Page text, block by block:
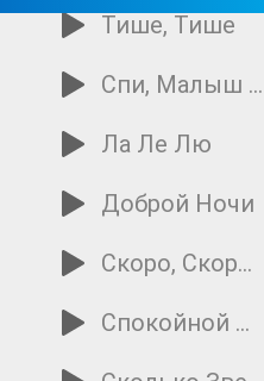
Тише, Тише
Спи, Малыш Мой, Засыпай
Ла Ле Лю
Доброй Ночи
Скоро, Скоро Сон Придет
Спокойной Ночи